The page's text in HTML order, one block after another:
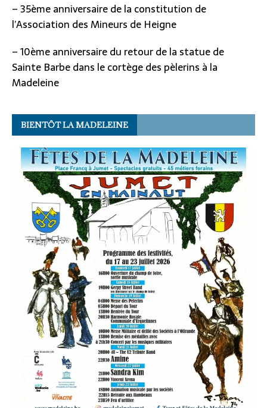
– 35ème anniversaire de la constitution de
l’Association des Mineurs de Heigne
– 10ème anniversaire du retour de la statue de
Sainte Barbe dans le cortège des pèlerins à la
Madeleine
BIENTÔT LA MADELEINE